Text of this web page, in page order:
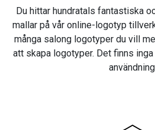
Du hittar hundratals fantastiska
mallar på vår online-logotyp
många salong logotyper du vill
att skapa logotyper. Det finns